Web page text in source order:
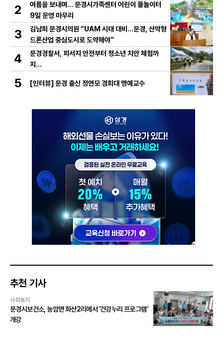
2
여름을 보내며… 문경시가족센터 어린이 물놀이터
9일 운영 마무리
3
김남희 문경시의원 “UAM 시대 대비…문경, 산악형
드론산업 중심도시로 도약해야”
4
문경경찰서, 피서지 안전부터 청소년 치안 체험까
지…
5 [인터뷰] 문경 출신 정연모 경희대 명예교수
추천 기사
사회복지
문경시보건소, 농암면 화산2리에서 ‘건강누리 프로그램’
개강